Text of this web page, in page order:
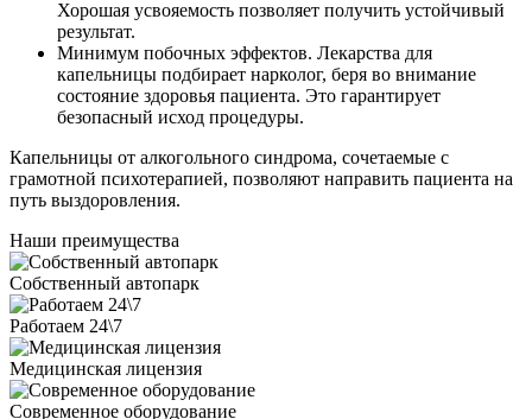
Хорошая усвояемость позволяет получить устойчивый
результат.
Минимум побочных эффектов. Лекарства для
капельницы подбирает нарколог, беря во внимание
состояние здоровья пациента. Это гарантирует
безопасный исход процедуры.
Капельницы от алкогольного синдрома, сочетаемые с
грамотной психотерапией, позволяют направить пациента на
путь выздоровления.
Наши преимущества
Собственный автопарк
Работаем 24\7
Медицинская лицензия
Современное оборудование